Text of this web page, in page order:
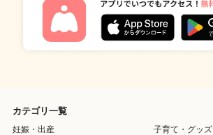
カテゴリ一覧
妊娠・出産
子育て・グッズ